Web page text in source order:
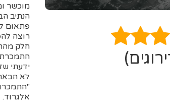
מוכשר
הנתיב
פתאום
רוצה
חלק
ידעתי
לא